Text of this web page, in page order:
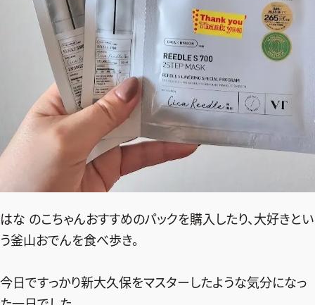
はな のこちゃんおすすめのパックを購入したり、大好きとい
う釜山おでんを食べ歩き。
今日ですっかり新大久保をマスターしたような気分になっ